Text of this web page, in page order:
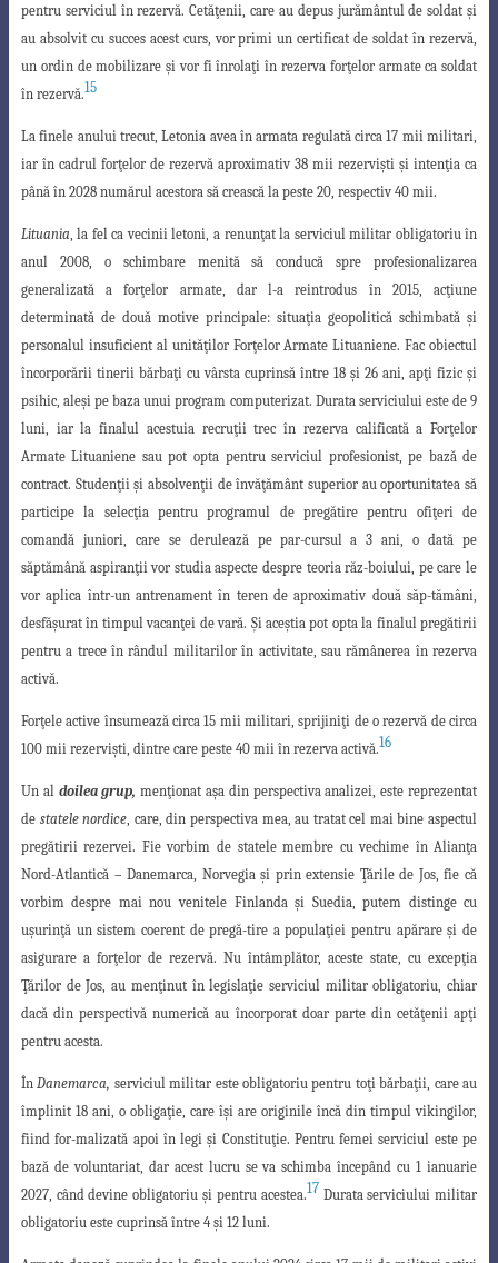
pentru serviciul în rezervă. Cetăţenii, care au depus jurământul de soldatşi
au absolvit cu succes acest curs, vor primi un certificat de soldat în rezervă,
un ordin de mobilizareşi vor fi înrolaţi în rezerva forţelor armate ca soldat
în rezervă.15
La finele anului trecut, Letonia avea în armata regulată circa 17 mii militari,
iar în cadrul forţelor de rezervă aproximativ 38 mii rezerviştişi intenţia ca
până în 2028 numărul acestora să crească la peste 20, respectiv 40 mii.
Lituania , la fel ca vecinii letoni, a renunţat la serviciul militar obligatoriu în
anul 2008, o schimbare menită să conducă spre profesionalizarea
generalizată a forţelor armate, dar l-a reintrodus în 2015, acţiune
determinată de două motive principale: situaţia geopolitică schimbatăşi
personalul insuficient al unităţilor Forţelor Armate Lituaniene. Fac obiectul
încorporării tinerii bărbaţi cu vârsta cuprinsă între 18şi 26 ani, apţi fizicşi
psihic, aleşi pe baza unui program computerizat. Durata serviciului este de 9
luni, iar la finalul acestuia recruţii trec în rezerva calificată a Forţelor
ArmateLituaniene sau pot opta pentru serviciul profesionist, pe bază de
contract. Studenţiişi absolvenţii de învăţământ superior au oportunitatea să
participe la selecţia pentru programul de pregătire pentru ofiţeri de
comandă juniori, care se derulează pe par-cursul a 3 ani, o dată pe
săptămână aspiranţii vor studia aspecte despre teoria răz-boiului, pe care le
vor aplica într-un antrenament în teren de aproximativ două săp-tămâni,
desfăşurat în timpul vacanţei de vară. Şi aceştia pot opta la finalul pregătirii
pentru a trece în rândul militarilor în activitate, sau rămânerea în rezerva
activă.
Forţele active însumează circa 15 mii militari, sprijiniţi de o rezervă de circa
100 mii rezervişti, dintre care peste 40 mii în rezerva activă.16
Un al doilea grup,menţionat aşa din perspectiva analizei, este reprezentat
de statele nordice , care, din perspectiva mea, au tratat cel mai bine aspectul
pregătirii rezervei. Fie vorbim de statele membre cu vechime în Alianţa
Nord-Atlantică – Danemarca, Norvegiaşi prin extensie Ţările de Jos, fie că
vorbim despre mai nou venitele Finlandaşi Suedia, putem distinge cu
uşurinţă un sistem coerent de pregă-tire a populaţiei pentru apărareşi de
asigurare a forţelor de rezervă. Nu întâmplător, aceste state, cu excepţia
Ţărilor de Jos, au menţinut în legislaţie serviciul militarobligatoriu, chiar
dacă din perspectivă numerică au încorporat doar parte din cetăţenii apţi
pentru acesta.
În Danemarca, serviciul militar este obligatoriu pentru toţi bărbaţii, care au
împlinit 18 ani, o obligaţie, care îşi are originile încă din timpul vikingilor,
fiind for-malizată apoi în legişi Constituţie. Pentru femei serviciul este pe
bază de voluntariat, dar acest lucru se va schimba începând cu 1 ianuarie
2027, când devine obligatoriu şi pentru acestea.17 Durata serviciului militar
obligatoriu este cuprinsă între 4 şi 12 luni.